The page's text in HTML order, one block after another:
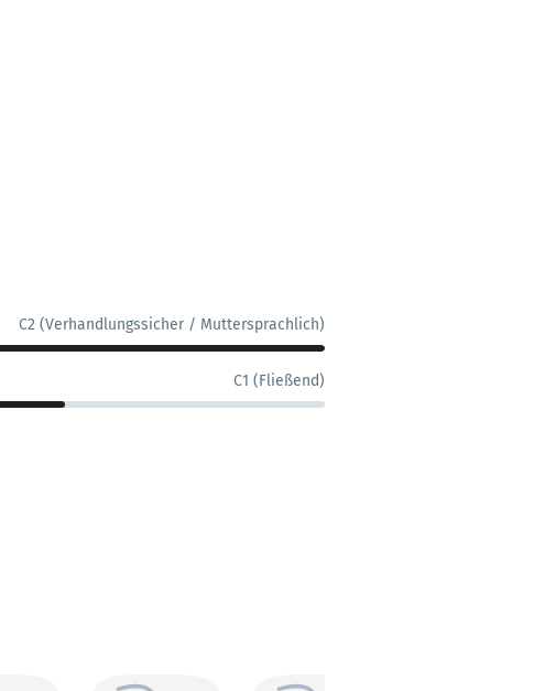
C2 (Verhandlungssicher / Muttersprachlich)
C1 (Fließend)